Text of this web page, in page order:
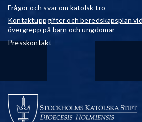
Frågor och svar om katolsk tro
Kontaktuppgifter och beredskapsplan
övergrepp på barn och ungdomar
Presskontakt